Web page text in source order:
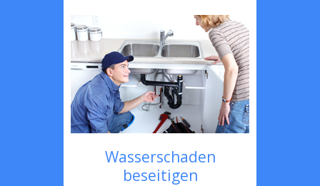
Wasserschaden
beseitigen